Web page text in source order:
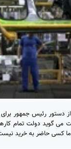
دستور رئیس جمهور برای
می گوید دولت تمام
اما کسی حاضر به خرید